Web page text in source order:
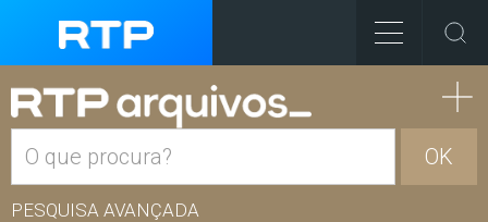
OK
PESQUISA AVANÇADA